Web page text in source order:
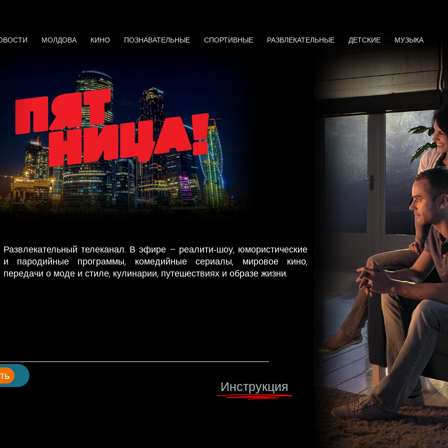
МОЛДОВА КИНО ПОЗНАВАТЕЛЬНЫЕ СПОРТИВНЫЕ РАЗВЛЕКАТЕЛЬНЫЕ ДЕТСКИЕ МУЗЫКА
Развлекательный телеканал. В эфире – реалити‑шоу, юмористические
и пародийные программы, комедийные сериалы, мировое кино,
передачи о моде и стиле, кулинарии, путешествиях и образе жизни.
Инструкция